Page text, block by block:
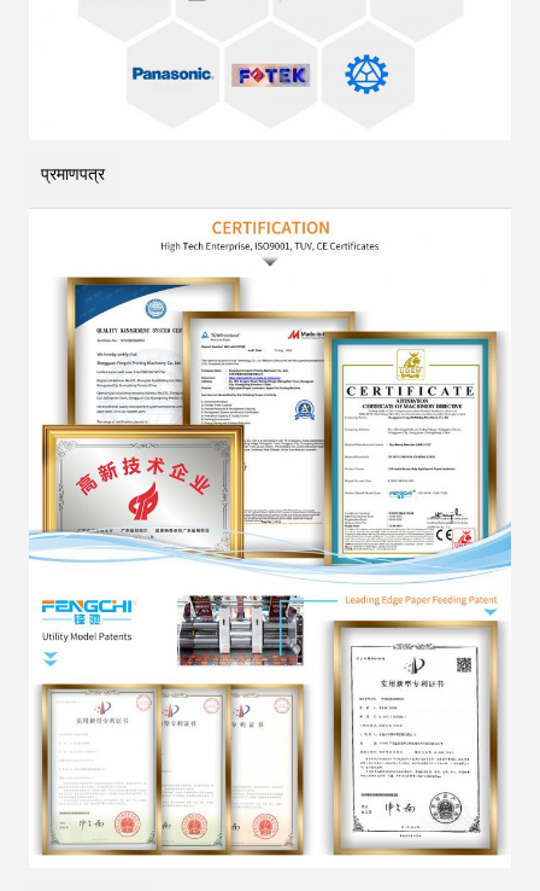
प्रमाणपत्र